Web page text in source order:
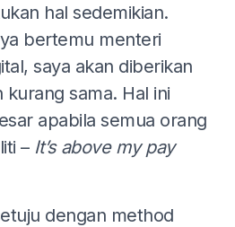
hal sedemikian.
bertemu menteri
saya akan diberikan
sama. Hal ini
apabila semua orang
– It’s above my pay
dengan method